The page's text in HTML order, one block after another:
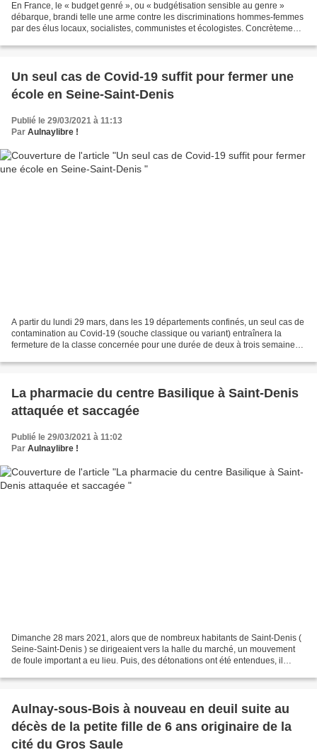
En France, le « budget genré », ou « budgétisation sensible au genre »
débarque, brandi telle une arme contre les discriminations hommes-femmes
par des élus locaux, socialistes, communistes et écologistes. Concrètement,
Un seul cas de Covid-19 suffit pour fermer une
école en Seine-Saint-Denis
Publié le 29/03/2021 à 11:13
Par Aulnaylibre !
A partir du lundi 29 mars, dans les 19 départements confinés, un seul cas de
contamination au Covid-19 (souche classique ou variant) entraînera la
fermeture de la classe concernée pour une durée de deux à trois semaines ,
La pharmacie du centre Basilique à Saint-Denis
attaquée et saccagée
Publié le 29/03/2021 à 11:02
Par Aulnaylibre !
Dimanche 28 mars 2021, alors que de nombreux habitants de Saint-Denis (
Seine-Saint-Denis ) se dirigeaient vers la halle du marché, un mouvement
de foule important a eu lieu. Puis, des détonations ont été entendues, il
Aulnay-sous-Bois à nouveau en deuil suite au
décès de la petite fille de 6 ans originaire de la
cité du Gros Saule